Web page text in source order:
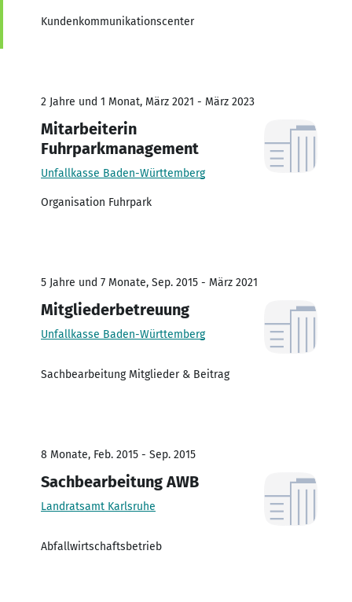
Kundenkommunikationscenter
2 Jahre und 1 Monat, März 2021 - März 2023
Mitarbeiterin
Fuhrparkmanagement
Unfallkasse Baden-Württemberg
Organisation Fuhrpark
5 Jahre und 7 Monate, Sep. 2015 - März 2021
Mitgliederbetreuung
Unfallkasse Baden-Württemberg
Sachbearbeitung Mitglieder & Beitrag
8 Monate, Feb. 2015 - Sep. 2015
Sachbearbeitung AWB
Landratsamt Karlsruhe
Abfallwirtschaftsbetrieb